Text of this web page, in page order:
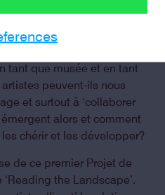
soulever des questions
tant que musée et en tant
peuvent-ils nous
et surtout à ‘collaborer
alors et comment
chérir et les développer?
de ce premier Projet de
the Landscape’.